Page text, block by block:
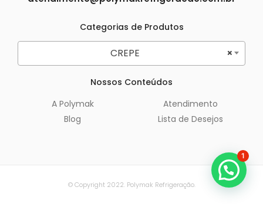
Categorias de Produtos
×
CREPE
Nossos Conteúdos
A Polymak
Blog
Atendimento
Lista de Desejos
© Copyright 2022. Polymak Refrigeração.
1